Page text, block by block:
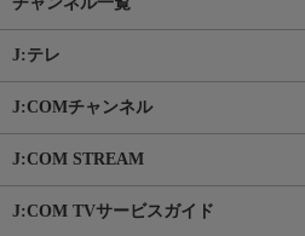
J:テレ
J:COMチャンネル
J:COM STREAM
J:COM TVサービスガイド